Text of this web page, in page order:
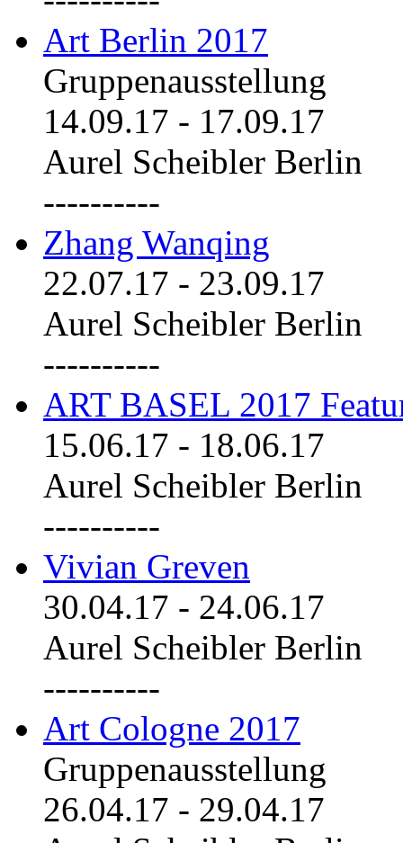
Art Berlin 2017
Gruppenausstellung
14.09.17 - 17.09.17
Aurel Scheibler Berlin
----------
Zhang Wanqing
22.07.17 - 23.09.17
Aurel Scheibler Berlin
----------
ART BASEL 2017
15.06.17 - 18.06.17
Aurel Scheibler Berlin
----------
Vivian Greven
30.04.17 - 24.06.17
Aurel Scheibler Berlin
----------
Art Cologne 2017
Gruppenausstellung
26.04.17 - 29.04.17